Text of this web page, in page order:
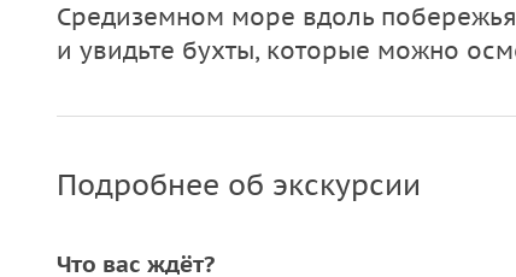
Средиземном море вдоль
и увидьте бухты, которые можно
Подробнее об экскурсии
Что вас ждёт?